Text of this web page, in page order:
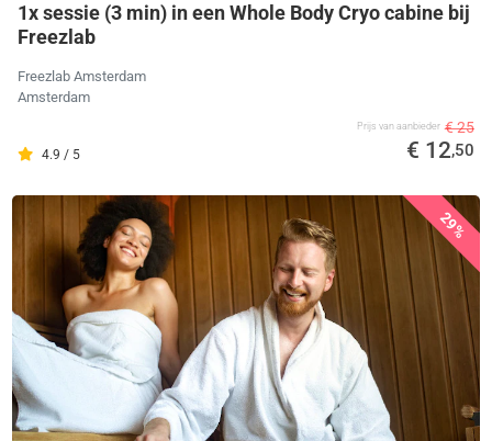
1x sessie (3 min) in een Whole Body Cryo cabine bij
Freezlab
Freezlab Amsterdam
Amsterdam
4.9 / 5
Prijs van aanbieder € 25
€ 12,50
29%